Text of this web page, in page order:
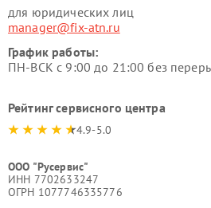
для юридических лиц
manager@fix-atn.ru
График работы:
ПН-ВСК с 9:00 до 21:00 без
Рейтинг сервисного центра
4.9-5.0
ООО "Русервис"
ИНН 7702633247
ОГРН 1077746335776